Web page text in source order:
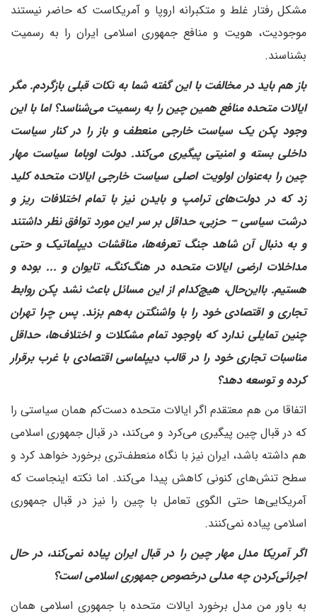
مشکل رفتار غلط و متکبرانه اروپا و آمریکاست که حاضر نیستند
موجودیت، هویت و منافع جمهوری اسلامی ایران را به رسمیت
بشناسند.
‌باز هم باید در مخالفت با این گفته شما به نکات قبلی باز‌گردم. مگر
ایالات متحده منافع همین چین را به رسمیت می‌شناسد؟ اما با این
وجود پکن یک سیاست خارجی منعطف و باز را در کنار سیاست
داخلی بسته و امنیتی پیگیری می‌کند. دولت اوباما سیاست مهار
چین را به‌عنوان اولویت اصلی سیاست خارجی ایالات متحده کلید
زد که در دولت‌های ترامپ و بایدن نیز با تمام اختلافات ریز و
درشت سیاسی – حزبی، حداقل بر سر این مورد توافق نظر داشتند
و به دنبال آن شاهد جنگ تعرفه‌ها، مناقشات دیپلماتیک و حتی
مداخلات ارضی ایالات متحده در هنگ‌کنگ، تایوان و ... بوده و
هستیم. بااین‌حال، هیچ‌کدام از این مسائل باعث نشد پکن روابط
تجاری و اقتصادی خود را با واشنگتن به‌هم بزند. پس چرا تهران
چنین تمایلی ندارد که باوجود تمام مشکلات و اختلاف‌ها، حداقل
مناسبات تجاری خود را در قالب دیپلماسی اقتصادی با غرب برقرار
کرده و توسعه دهد؟
اتفاقا من هم معتقدم اگر ایالات متحده دست‌کم همان سیاستی را
که در قبال چین پیگیری می‌کرد و می‌کند، در قبال جمهوری اسلامی
هم داشته باشد، ایران نیز با نگاه منعطف‌تری برخورد خواهد کرد و
سطح تنش‌های کنونی کاهش پیدا می‌کند. اما نکته اینجاست که
آمریکایی‌ها حتی الگوی تعامل با چین را نیز در قبال جمهوری
اسلامی پیاده نمی‌کنند.
‌اگر آمریکا مدل مهار چین را در قبال ایران پیاده نمی‌کند، در حال
اجرائی‌کردن چه مدلی در‌خصوص جمهوری اسلامی است؟
به باور من مدل برخورد ایالات متحده با جمهوری اسلامی همان